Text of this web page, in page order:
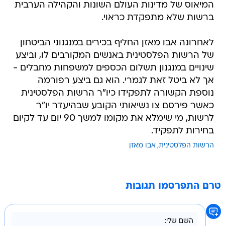
המיאוס של מדינות העולם השונות והקהילה הערבית
ברשות שלא מתפקדת כראוי.
לאחרונה אבו מאזן החליף בכירים במנגנוני הביטחון
של הרשות הפלסטינית באנשים המקורבים לו, וביצע
שינויים במנגנון תשלום הכספים למשפחות מחבלים -
אך לא ביטל זאת לגמרי. הוא גם ביצע רפורמה
נוספת הקשורה לתפקידו כיו"ר הרשות הפלסטינית
כאשר פירסם צו נשיאותי הקובע שבהיעדר יו"ר
לרשות, מי שימלא את מקומו למשך 90 יום עד לקיום
בחירות לתפקיד.
הרשות הפלסטינית אבו מאזן
טרם התפרסמו תגובות